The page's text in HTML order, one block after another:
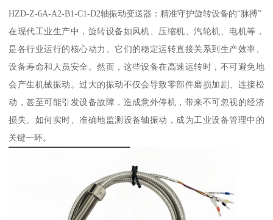
HZD-Z-6A-A2-B1-C1-D2轴振动变送器：精准守护旋转设备的“脉搏”
在现代工业生产中，旋转设备如风机、压缩机、汽轮机、电机等，
是各行业运行的核心动力。它们的稳定运转直接关系到生产效率、
设备寿命和人员安全。然而，这些设备在高速运转时，不可避免地
会产生机械振动。过大的振动不仅会导致零部件磨损加剧、连接松
动，甚至可能引发设备故障，造成意外停机，带来不可忽视的经济
损失。如何实时、准确地监测设备轴振动，成为工业设备管理中的
关键一环。